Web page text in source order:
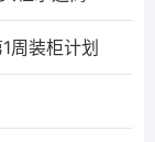
周装柜计划